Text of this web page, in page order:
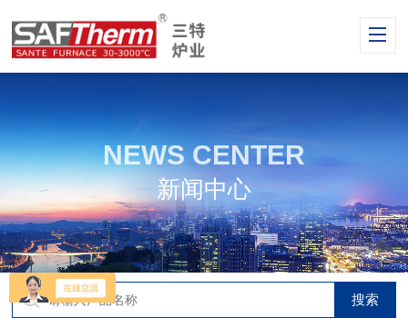
NEWS CENTER
新闻中心